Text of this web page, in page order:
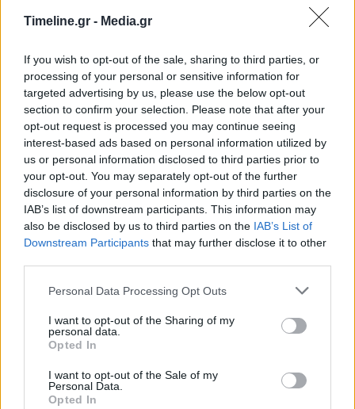
Timeline.gr - Media.gr
If you wish to opt-out of the sale, sharing to third parties, or
processing of your personal or sensitive information for
targeted advertising by us, please use the below opt-out
section to confirm your selection. Please note that after your
opt-out request is processed you may continue seeing
interest-based ads based on personal information utilized by
us or personal information disclosed to third parties prior to
your opt-out. You may separately opt-out of the further
disclosure of your personal information by third parties on the
IAB’s list of downstream participants. This information may
also be disclosed by us to third parties on the IAB’s List of
Downstream Participants that may further disclose it to other
Personal Data Processing Opt Outs
I want to opt-out of the Sharing of my
personal data.
Opted In
I want to opt-out of the Sale of my
Personal Data.
Opted In
Λουτσέσκου Ντέμης Νικολαΐδης
ΠΡΟΗΓΟΎΜΕΝΟ ΆΡΘΡΟ
από την
την προσφορά του
ΕΠΌΜΕΝΟ ΆΡΘΡΟ
Κύπρου – Ισραήλ:
συνάντηση Δένδια με
Κασουλίδη